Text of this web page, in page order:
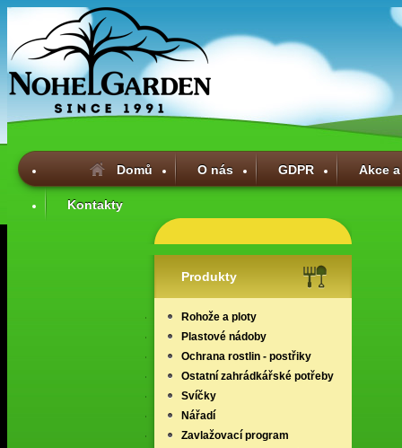
Domů O nás GDPR Akce
Kontakty
Produkty
Rohože a ploty
Plastové nádoby
Ochrana rostlin - postřiky
Ostatní zahrádkářské potřeby
Svíčky
Nářadí
Zavlažovací program